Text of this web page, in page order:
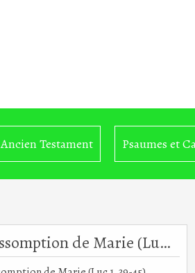
Ancien Testament Psaumes et
15.08 Assomption de Marie (Luc 1, 39-45) (DiMail 100)